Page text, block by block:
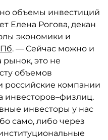
но объемы инвестиций
Елена Рогова, декан
экономики и
. — Сейчас можно и
рынок, это не
объемов
российские компании
инвесторов–физлиц.
инвесторы у нас
само, либо через